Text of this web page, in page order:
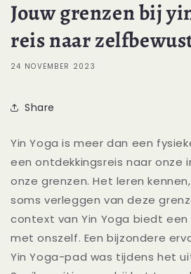
Jouw grenzen bij
reis naar
24 NOVEMBER 2023
Share
Yin Yoga is meer dan een
een ontdekkingsreis naar onze
onze grenzen. Het leren
soms verleggen van deze
context van Yin Yoga biedt
met onszelf. Een bijzondere
Yin Yoga-pad was tijdens het